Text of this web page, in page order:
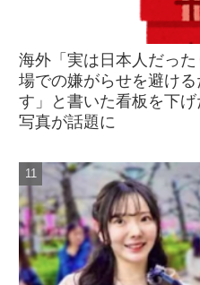
海外「実は日本人だっ
場での嫌がらせを避け
す」と書いた看板を下
写真が話題に